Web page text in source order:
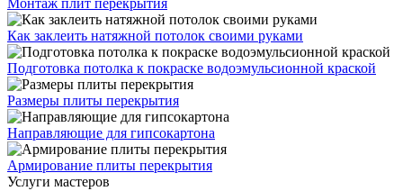
Как заклеить натяжной потолок своими руками
Подготовка потолка к покраске водоэмульсионной краской
Размеры плиты перекрытия
Направляющие для гипсокартона
Армирование плиты перекрытия
Услуги мастеров